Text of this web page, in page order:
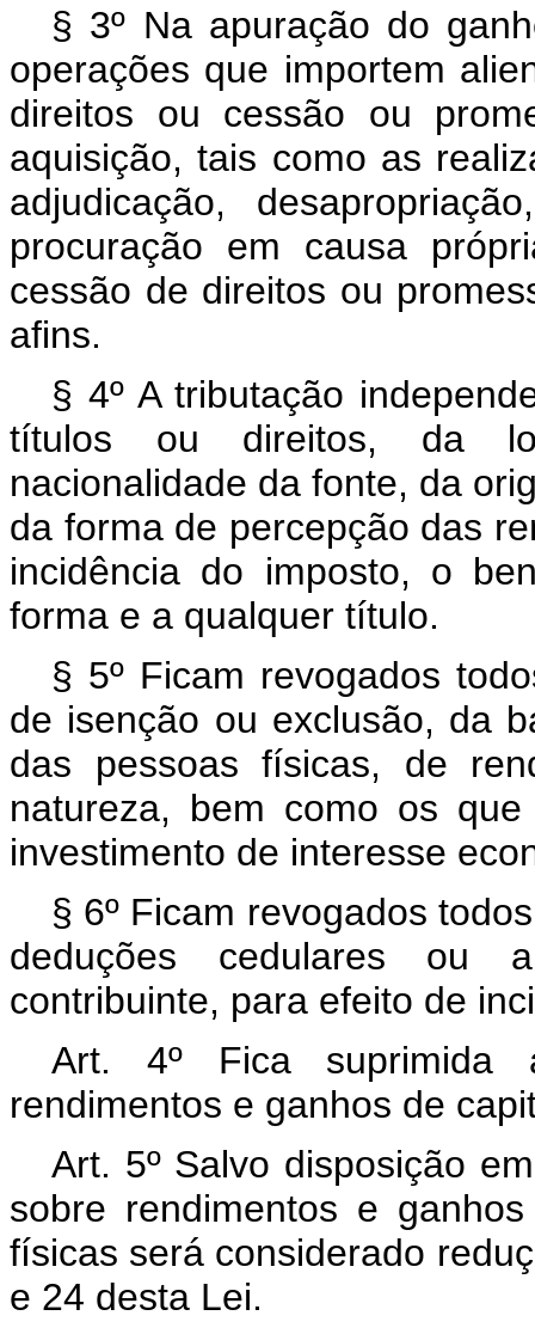
§ 3º Na apuração do
operações que importem
direitos ou cessão ou
aquisição, tais como as
adjudicação,
procuração em causa
cessão de direitos ou
afins.
§ 4º A tributação
títulos ou direitos, da
nacionalidade da fonte, da
da forma de percepção das
incidência do imposto, o
forma e a qualquer título.
§ 5º Ficam revogados
de isenção ou exclusão, da
das pessoas físicas, de
natureza, bem como os
investimento de interesse
§ 6º Ficam revogados
deduções cedulares ou
contribuinte, para efeito de
Art. 4º Fica suprimida
rendimentos e ganhos de
Art. 5º Salvo disposição
sobre rendimentos e
físicas será considerado
e 24 desta Lei.